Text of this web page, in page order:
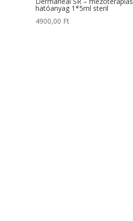
hatóanyag 1*5ml steril
4900,00 Ft